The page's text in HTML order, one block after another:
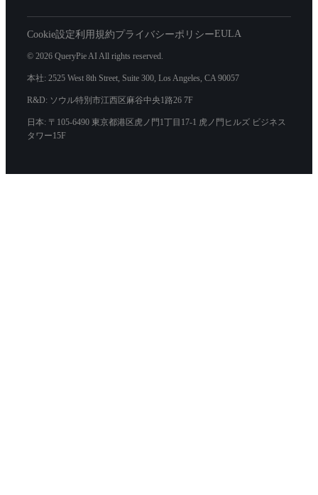
Cookie設定利用規約プライバシーポリシーEULA
© 2026 QueryPie AI All rights reserved.
本社: 2525 West 8th Street, Suite 300, Los Angeles, CA 90057
R&D: ソウル特別市江西区麻谷中央1路26 7F
日本: 〒105-6490 東京都港区虎ノ門1丁目17-1 虎ノ門ヒルズ ビジネス
タワー15F